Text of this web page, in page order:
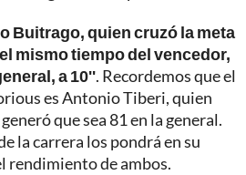
Buitrago, quien cruzó la meta
mismo tiempo del vencedor,
a 10''. Recordemos que el
es Antonio Tiberi, quien
que sea 81 en la general.
la carrera los pondrá en su
rendimiento de ambos.